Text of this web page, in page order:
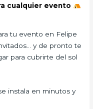
cualquier evento
tu evento en Felipe
y de pronto te
para cubrirte del sol
instala en minutos y